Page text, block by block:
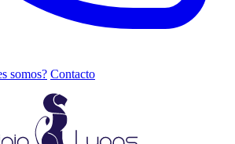
somos? Contacto